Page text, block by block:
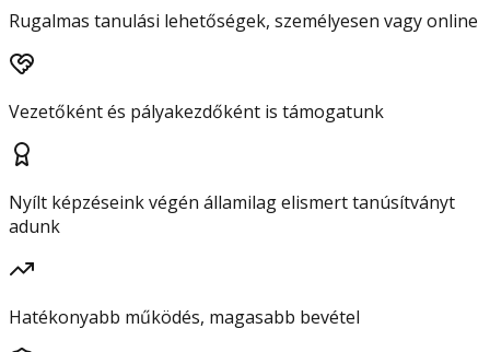
Rugalmas tanulási lehetőségek, személyesen vagy online
Vezetőként és pályakezdőként is támogatunk
Nyílt képzéseink végén államilag elismert tanúsítványt
adunk
Hatékonyabb működés, magasabb bevétel